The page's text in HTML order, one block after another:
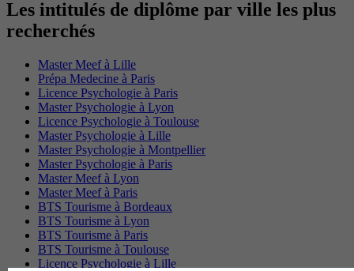
Les intitulés de diplôme par ville les plus
recherchés
Master Meef à Lille
Prépa Medecine à Paris
Licence Psychologie à Paris
Master Psychologie à Lyon
Licence Psychologie à Toulouse
Master Psychologie à Lille
Master Psychologie à Montpellier
Master Psychologie à Paris
Master Meef à Lyon
Master Meef à Paris
BTS Tourisme à Bordeaux
BTS Tourisme à Lyon
BTS Tourisme à Paris
BTS Tourisme à Toulouse
Licence Psychologie à Lille